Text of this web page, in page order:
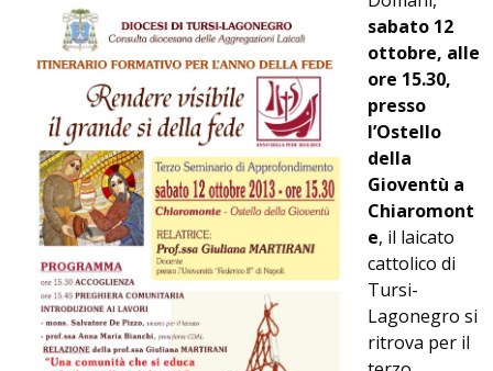
sabato 12
ottobre, alle
ore 15.30,
presso
l’Ostello
della
Gioventù a
Chiaromont
e, il laicato
cattolico di
Tursi-
Lagonegro si
ritrova per il